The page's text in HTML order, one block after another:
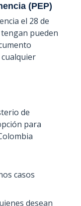
(PEP)
el 28 de
pueden
de
para
casos
desean